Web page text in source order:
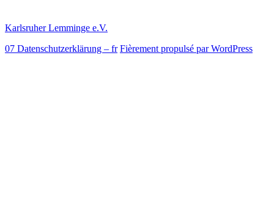
Karlsruher Lemminge e.V.
07 Datenschutzerklärung – fr Fièrement propulsé par WordPress